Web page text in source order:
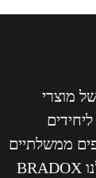
מוצרי
1992 מכירה ליחידים
ממשלתיים
יצור ויבוא עפ בקשת הלקוח המותגים שלנו BRADOX